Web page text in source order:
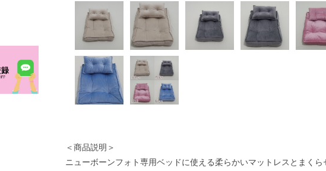
＜商品説明＞
ニューボーンフォト専用ベッドに使える柔らかいマットレスとまく